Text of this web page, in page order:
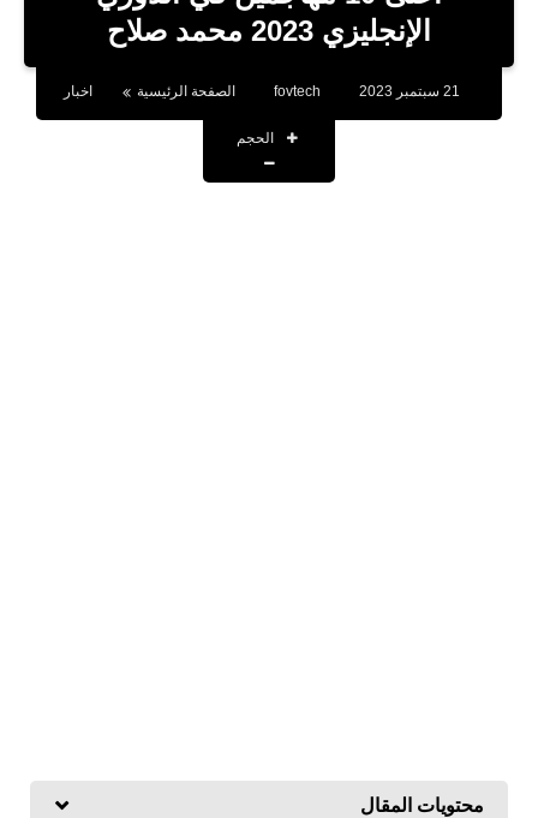
بلوجر
الإنجليزي 2023 محمد صلاح
fovtech الصفحة الرئيسية اخبار
الحجم
محتويات المقال